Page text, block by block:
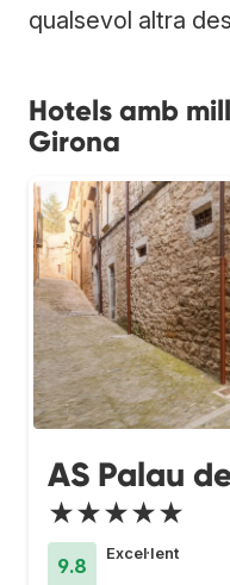
qualsevol altra
Hotels amb
Girona
AS Palau
★★★★★
9.8
Excel·lent